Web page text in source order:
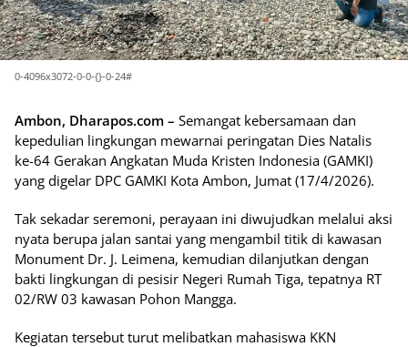
0-4096x3072-0-0-{}-0-24#
Ambon, Dharapos.com – Semangat kebersamaan dan
kepedulian lingkungan mewarnai peringatan Dies Natalis
ke-64 Gerakan Angkatan Muda Kristen Indonesia (GAMKI)
yang digelar DPC GAMKI Kota Ambon, Jumat (17/4/2026).
Tak sekadar seremoni, perayaan ini diwujudkan melalui aksi
nyata berupa jalan santai yang mengambil titik di kawasan
Monument Dr. J. Leimena, kemudian dilanjutkan dengan
bakti lingkungan di pesisir Negeri Rumah Tiga, tepatnya RT
02/RW 03 kawasan Pohon Mangga.
Kegiatan tersebut turut melibatkan mahasiswa KKN